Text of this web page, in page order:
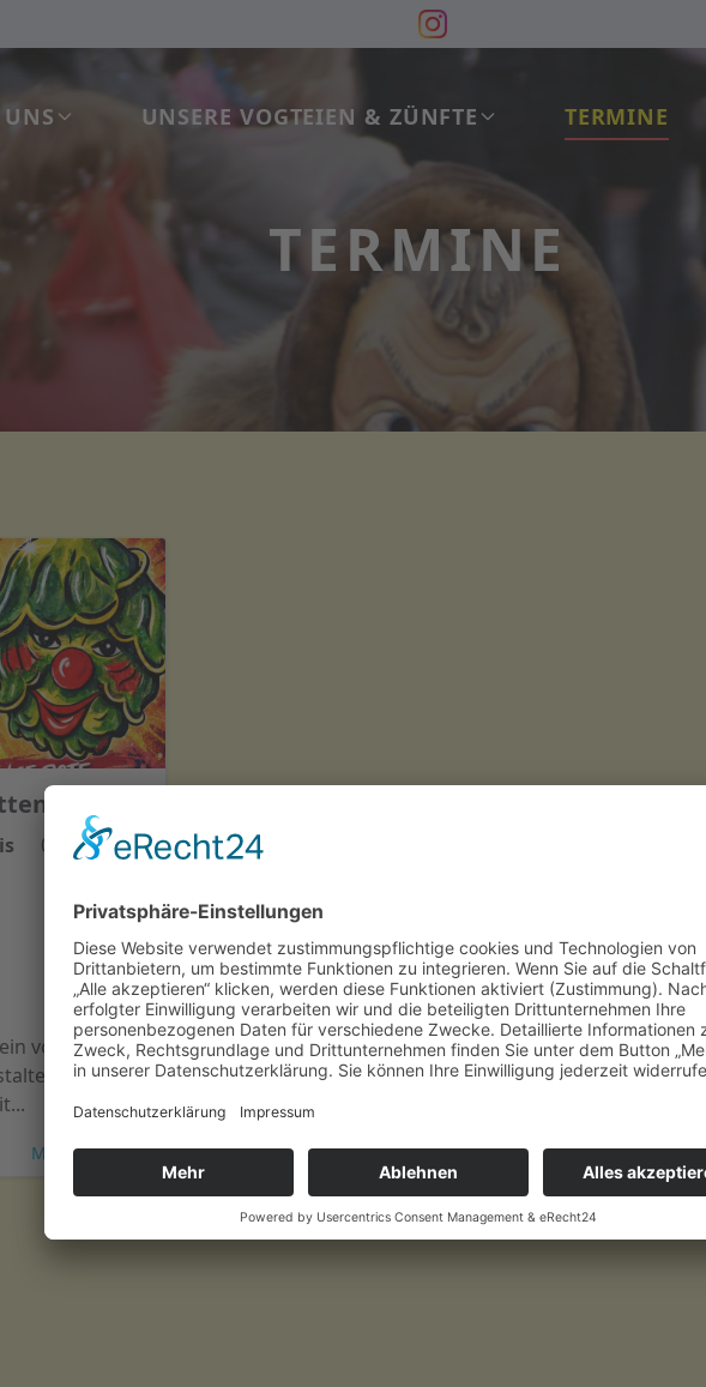
UNSERE VOGTEIEN & ZÜNFTE TERMINE
TERMINE
06.09.2026
von den
Mehr lesen...